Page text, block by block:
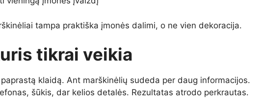
tampa praktiška įmonės dalimi, o ne vien dekoracija.
tikrai veikia
klaidą. Ant marškinėlių sudeda per daug informacijos.
šūkis, dar kelios detalės. Rezultatas atrodo perkrautas.